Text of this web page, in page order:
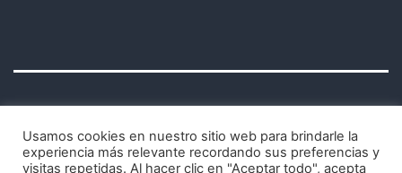
Usamos cookies en nuestro sitio web para brindarle la
experiencia más relevante recordando sus preferencias y
visitas repetidas. Al hacer clic en "Aceptar todo", acepta